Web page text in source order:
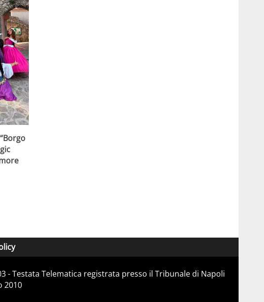
- Testata Telematica registrata presso il Tribunale di Napoli
2010